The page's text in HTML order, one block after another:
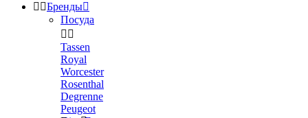
 Бренды
Посуда
 
Tassen
Royal
Worcester
Rosenthal
Degrenne
Peugeot